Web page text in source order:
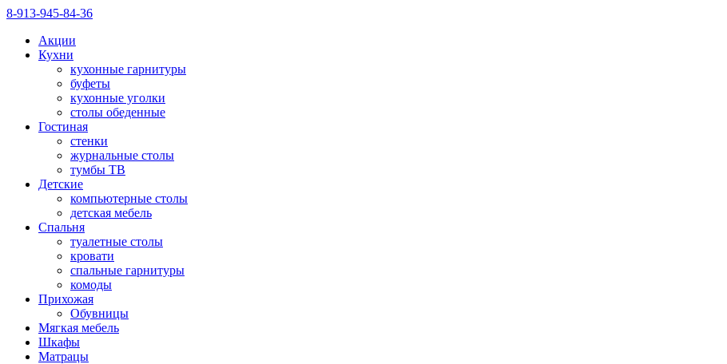
8-913-945-84-36
Акции
Кухни
кухонные гарнитуры
буфеты
кухонные уголки
столы обеденные
Гостиная
стенки
журнальные столы
тумбы ТВ
Детские
компьютерные столы
детская мебель
Спальня
туалетные столы
кровати
спальные гарнитуры
комоды
Прихожая
Обувницы
Мягкая мебель
Шкафы
Матрацы